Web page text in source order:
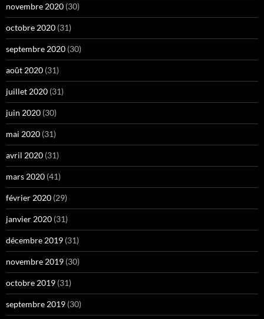
novembre 2020 (30)
octobre 2020 (31)
septembre 2020 (30)
août 2020 (31)
juillet 2020 (31)
juin 2020 (30)
mai 2020 (31)
avril 2020 (31)
mars 2020 (41)
février 2020 (29)
janvier 2020 (31)
décembre 2019 (31)
novembre 2019 (30)
octobre 2019 (31)
septembre 2019 (30)